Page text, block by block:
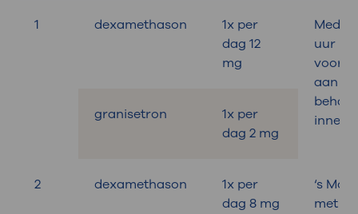
1 dexamethason
1x per
dag 12
mg
uur
aan de
granisetron
1x per
dag 2 mg
2 dexamethason
1x per
dag 8 mg
‘s
met